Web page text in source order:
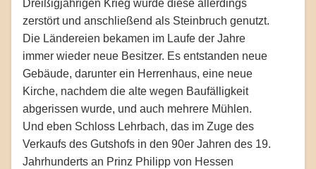
Dreißigjährigen Krieg wurde diese allerdings
zerstört und anschließend als Steinbruch genutzt.
Die Ländereien bekamen im Laufe der Jahre
immer wieder neue Besitzer. Es entstanden neue
Gebäude, darunter ein Herrenhaus, eine neue
Kirche, nachdem die alte wegen Baufälligkeit
abgerissen wurde, und auch mehrere Mühlen.
Und eben Schloss Lehrbach, das im Zuge des
Verkaufs des Gutshofs in den 90er Jahren des 19.
Jahrhunderts an Prinz Philipp von Hessen